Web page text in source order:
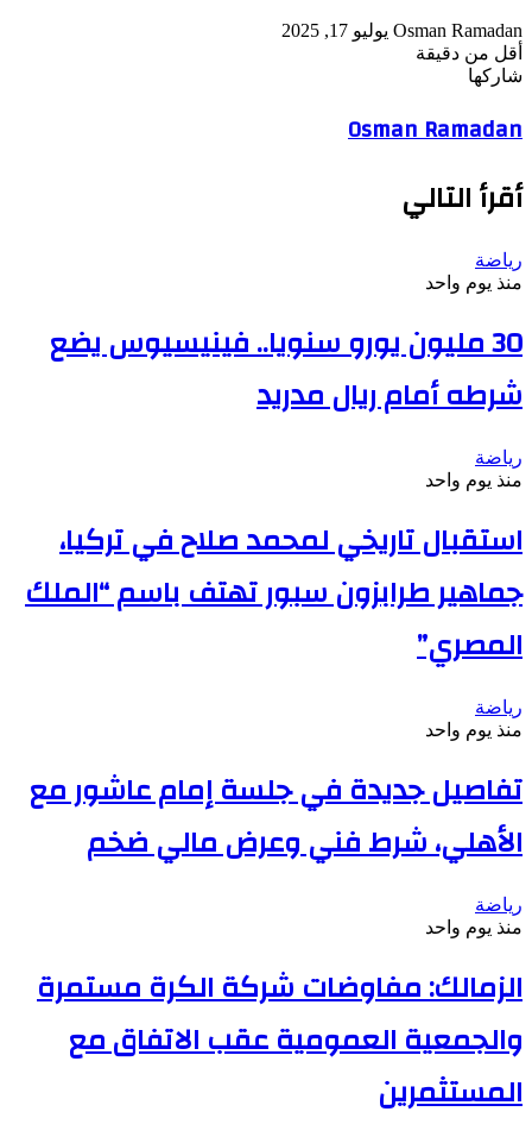
Osman Ramadan أرسل
يوليو 17, 2025
أقل من دقيقة
فيسبوك
‫X
لينكدإن
بينتيريست
‫Pocket
واتساب
تيلقرام
ڤايبر
لاين
شاركها
عبر
البريد
Osman Ramadan
أقرأ التالي
رياضة
منذ يوم واحد
30 مليون يورو سنويا.. فينيسيوس يضع
شرطه أمام ريال مدريد
رياضة
منذ يوم واحد
استقبال تاريخي لمحمد صلاح في تركيا،
جماهير طرابزون سبور تهتف باسم “الملك
المصري”
رياضة
منذ يوم واحد
تفاصيل جديدة في جلسة إمام عاشور مع
الأهلي، شرط فني وعرض مالي ضخم
رياضة
منذ يوم واحد
الزمالك: مفاوضات شركة الكرة مستمرة
والجمعية العمومية عقب الاتفاق مع
المستثمرين